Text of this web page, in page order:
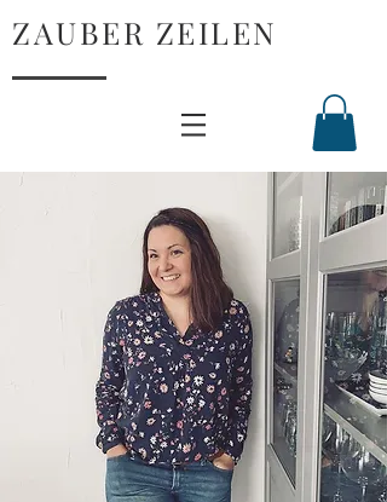
ZAUBER ZEILEN